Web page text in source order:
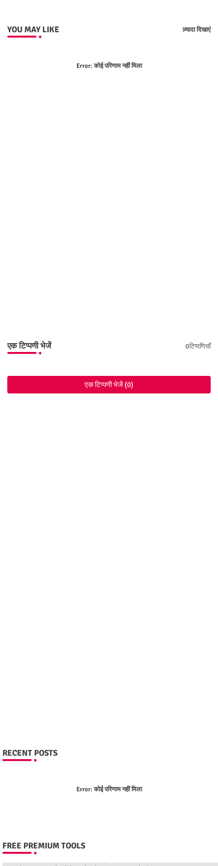
YOU MAY LIKE ज़्यादा दिखाएं
Error:कोई परिणाम नहीं मिला
एक टिप्पणी भेजें 0टिप्पणियाँ
एक टिप्पणी भेजें (0)
RECENT POSTS
Error:कोई परिणाम नहीं मिला
FREE PREMIUM TOOLS